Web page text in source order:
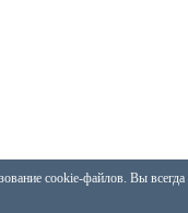
cookie-файлов. Вы